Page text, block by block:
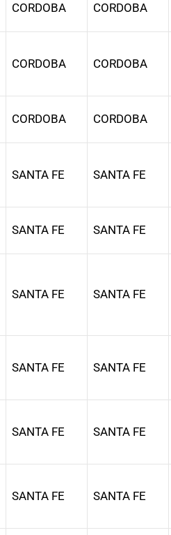
CORDOBA CORDOBA
CORDOBA CORDOBA
CORDOBA CORDOBA
SANTA FE SANTA FE
SANTA FE SANTA FE
SANTA FE SANTA FE
SANTA FE SANTA FE
SANTA FE SANTA FE
SANTA FE SANTA FE